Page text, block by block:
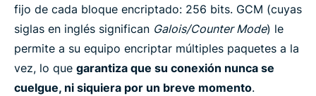
fijo de cada bloque encriptado: 256 bits. GCM (cuyas
siglas en inglés significan Galois/Counter Mode) le
permite a su equipo encriptar múltiples paquetes a la
vez, lo que garantiza que su conexión nunca se
cuelgue, ni siquiera por un breve momento.